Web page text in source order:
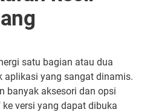
satu bagian atau dua
aplikasi yang sangat dinamis.
banyak aksesori dan opsi
versi yang dapat dibuka